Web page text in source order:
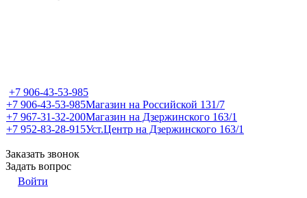
+7 906-43-53-985
+7 906-43-53-985Магазин на Российской 131/7
+7 967-31-32-200Магазин на Дзержинского 163/1
+7 952-83-28-915Уст.Центр на Дзержинского 163/1
Заказать звонок
Задать вопрос
Войти